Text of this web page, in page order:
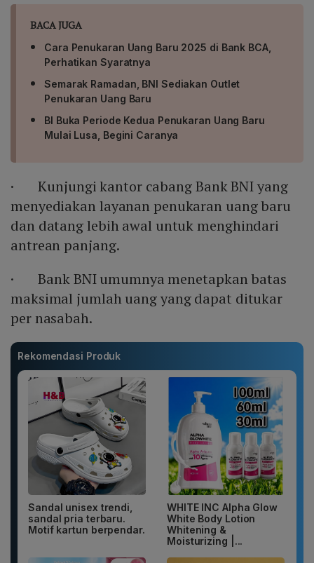
BACA JUGA
Cara Penukaran Uang Baru 2025 di Bank BCA,
Perhatikan Syaratnya
Semarak Ramadan, BNI Sediakan Outlet
Penukaran Uang Baru
BI Buka Periode Kedua Penukaran Uang Baru
Mulai Lusa, Begini Caranya
· Kunjungi kantor cabang Bank BNI yang
menyediakan layanan penukaran uang baru
dan datang lebih awal untuk menghindari
antrean panjang.
· Bank BNI umumnya menetapkan batas
maksimal jumlah uang yang dapat ditukar
per nasabah.
Rekomendasi Produk
Sandal unisex trendi,
sandal pria terbaru.
Motif kartun berpendar.
WHITE INC Alpha Glow
White Body Lotion
Whitening &
Moisturizing |...